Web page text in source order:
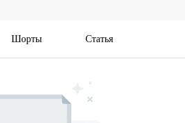
Шорты Статья